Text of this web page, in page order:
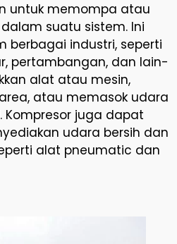
untuk memompa atau
suatu sistem. Ini
berbagai industri, seperti
pertambangan, dan lain-
alat atau mesin,
atau memasok udara
Kompresor juga dapat
udara bersih dan
alat pneumatic dan